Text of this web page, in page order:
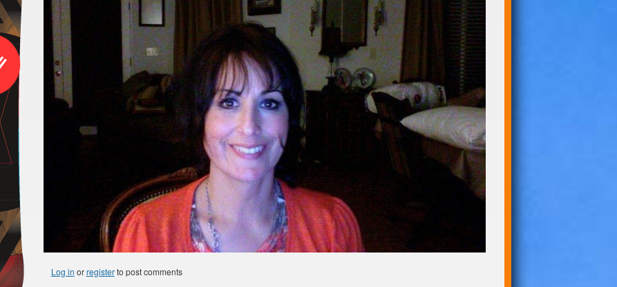
Log in orregisterto post comments